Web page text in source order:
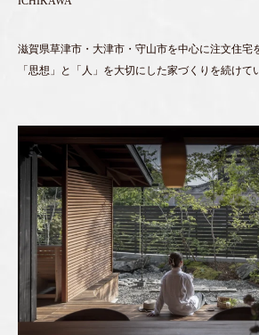
滋賀県草津市・大津市・守山市を中心に注文住宅
「思想」と「人」を大切にした家づくりを続けて